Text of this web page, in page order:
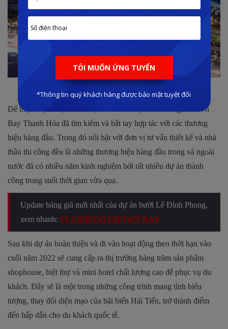
Phối cảnh 3 phân khu của dự án
Để thực hiện được điều đó, chủ đầu tư dự án Flamingo Crown
Bay Thanh Hóa đã tìm kiếm và bắt tay hợp tác với các thương
hiệu hàng đầu. Trong đó nổi bật với đơn vị tư vấn thiết kế và nhà
thầu thi công đều là những thương hiệu hàng đầu trong và ngoài
nước đã có nhiều năm kinh nghiệm bởi rất nhiều dự án thành
công trong suốt thời gian vừa qua.
Update bảng giá mới nhất của dự án bưởi Lê Đình Phong,
xem nhanh: FLAMINGO CROWN BAY
Sau khi dự án hoàn thiện và đi vào hoạt động theo thời hạn vào
cuối năm 2022 sẽ cung cấp ra thị trường hàng trăm sản phẩm
shophouse, biệt thự và mini hotel chất lượng cao để phục vụ du
khách. Đây sẽ là một trong những công trình mang tính biểu
tượng, thay đổi diện mạo của bãi biển Hải Tiến, trở thành điểm
đến hấp dẫn cho du khách quốc tế.